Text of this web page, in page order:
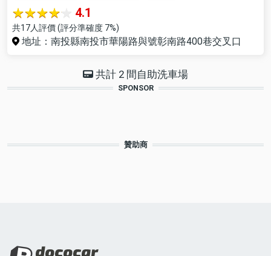
4.1
共17人評價 (評分準確度 7%)
地址：南投縣南投市華陽路與號彰南路400巷交叉口
共計 2 間自助洗車場
SPONSOR
贊助商